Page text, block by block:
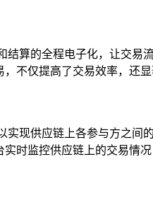
算的全程电子化，让交
不仅提高了交易效率，还
现供应链上各参与方之
时监控供应链上的交易情